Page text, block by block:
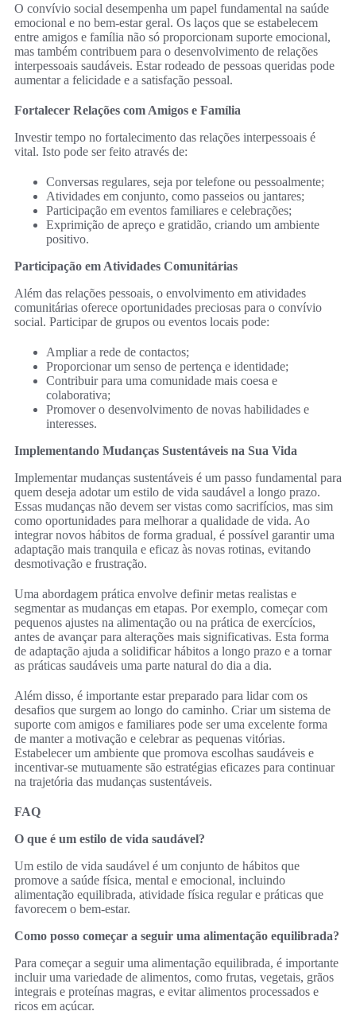
O convívio social desempenha um papel fundamental na saúde
emocional e no bem-estar geral. Os laços que se estabelecem
entre amigos e família não só proporcionam suporte emocional,
mas também contribuem para o desenvolvimento de relações
interpessoais saudáveis. Estar rodeado de pessoas queridas pode
aumentar a felicidade e a satisfação pessoal.
Fortalecer Relações com Amigos e Família
Investir tempo no fortalecimento das relações interpessoais é
vital. Isto pode ser feito através de:
Conversas regulares, seja por telefone ou pessoalmente;
Atividades em conjunto, como passeios ou jantares;
Participação em eventos familiares e celebrações;
Exprimição de apreço e gratidão, criando um ambiente
positivo.
Participação em Atividades Comunitárias
Além das relações pessoais, o envolvimento em atividades
comunitárias oferece oportunidades preciosas para o convívio
social. Participar de grupos ou eventos locais pode:
Ampliar a rede de contactos;
Proporcionar um senso de pertença e identidade;
Contribuir para uma comunidade mais coesa e
colaborativa;
Promover o desenvolvimento de novas habilidades e
interesses.
Implementando Mudanças Sustentáveis na Sua Vida
Implementar mudanças sustentáveis é um passo fundamental para
quem deseja adotar um estilo de vida saudável a longo prazo.
Essas mudanças não devem ser vistas como sacrifícios, mas sim
como oportunidades para melhorar a qualidade de vida. Ao
integrar novos hábitos de forma gradual, é possível garantir uma
adaptação mais tranquila e eficaz às novas rotinas, evitando
desmotivação e frustração.
Uma abordagem prática envolve definir metas realistas e
segmentar as mudanças em etapas. Por exemplo, começar com
pequenos ajustes na alimentação ou na prática de exercícios,
antes de avançar para alterações mais significativas. Esta forma
de adaptação ajuda a solidificar hábitos a longo prazo e a tornar
as práticas saudáveis uma parte natural do dia a dia.
Além disso, é importante estar preparado para lidar com os
desafios que surgem ao longo do caminho. Criar um sistema de
suporte com amigos e familiares pode ser uma excelente forma
de manter a motivação e celebrar as pequenas vitórias.
Estabelecer um ambiente que promova escolhas saudáveis e
incentivar-se mutuamente são estratégias eficazes para continuar
na trajetória das mudanças sustentáveis.
FAQ
O que é um estilo de vida saudável?
Um estilo de vida saudável é um conjunto de hábitos que
promove a saúde física, mental e emocional, incluindo
alimentação equilibrada, atividade física regular e práticas que
favorecem o bem-estar.
Como posso começar a seguir uma alimentação equilibrada?
Para começar a seguir uma alimentação equilibrada, é importante
incluir uma variedade de alimentos, como frutas, vegetais, grãos
integrais e proteínas magras, e evitar alimentos processados e
ricos em açúcar.